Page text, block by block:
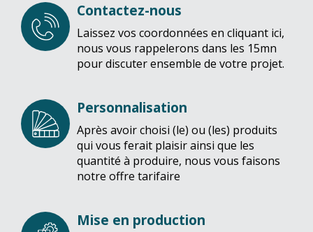
Contactez-nous
Laissez vos coordonnées en cliquant ici,
nous vous rappelerons dans les 15mn
pour discuter ensemble de votre projet.
Personnalisation
Après avoir choisi (le) ou (les) produits
qui vous ferait plaisir ainsi que les
quantité à produire, nous vous faisons
notre offre tarifaire
Mise en production